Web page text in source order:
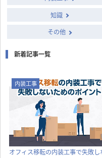
専門家に質問できるQ&A掲示板
店舗開発・施
店舗設計施工.comでは、飲食
に役立つ情